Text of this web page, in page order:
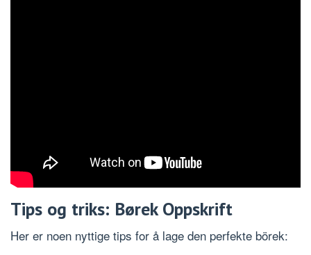
Tips og triks: Børek Oppskrift
Her er noen nyttige tips for å lage den perfekte börek: